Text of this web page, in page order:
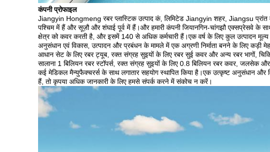
कंपनी प्रोफाइल
Jiangyin Hongmeng रबर प्लास्टिक उत्पाद कं, लिमिटेड Jiangyin शहर, Jiangsu प्रांत
पश्चिम में हैं और सूज़ौ और शंघाई पूर्व में हैं।और हमारी कंपनी जियानगिन-चांगझौ एक्सप्रेसवे के
क्षेत्र को कवर करती है, और इसमें 140 से अधिक कर्मचारी हैं।एक वर्ष के लिए कुल उत्पादन
अनुसंधान एवं विकास, उत्पादन और प्रबंधन के मामले में एक अग्रणी निर्माता बनने के लिए
आधान सेट के लिए रबर ट्यूब, रक्त संग्रह सुइयों के लिए रबर सुई कवर और अन्य रबर भागों,
सालाना 1 बिलियन रबर स्टॉपर्स, रक्त संग्रह सुइयों के लिए 0.8 बिलियन रबर कवर,
कई मेडिकल मैन्युफैक्चरर्स के साथ लगातार सहयोग स्थापित किया है।एक उत्कृष्ट अनुसंधान
हैं, तो कृपया अधिक जानकारी के लिए हमसे संपर्क करने में संकोच न करें।